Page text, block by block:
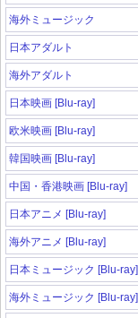
海外ミュージック
日本アダルト
海外アダルト
日本映画 [Blu-ray]
欧米映画 [Blu-ray]
韓国映画 [Blu-ray]
中国・香港映画 [Blu-ray]
日本アニメ [Blu-ray]
海外アニメ [Blu-ray]
日本ミュージック [Blu-ray]
海外ミュージック [Blu-ray]